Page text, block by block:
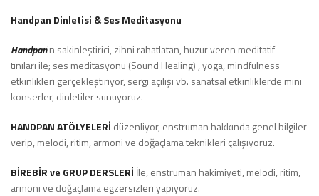
Handpan Dinletisi & Ses Meditasyonu
Handpanin sakinleştirici, zihni rahatlatan, huzur veren meditatif
tınıları ile; ses meditasyonu (Sound Healing) , yoga, mindfulness
etkinlikleri gerçekleştiriyor, sergi açılışı vb. sanatsal etkinliklerde mini
konserler, dinletiler sunuyoruz.
HANDPAN ATÖLYELERİ düzenliyor, enstruman hakkında genel bilgiler
verip, melodi, ritim, armoni ve doğaçlama teknikleri çalışıyoruz.
BİREBİR ve GRUP DERSLERİ İle, enstruman hakimiyeti, melodi, ritim,
armoni ve doğaçlama egzersizleri yapıyoruz.